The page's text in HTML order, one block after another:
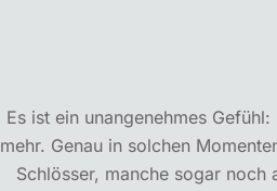
Es ist ein unangenehmes
mehr. Genau in solchen
Schlösser, manche sogar